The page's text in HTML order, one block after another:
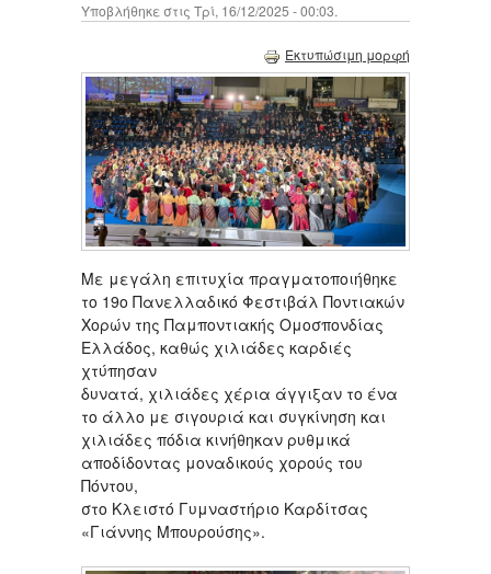
Υποβλήθηκε στις Τρί, 16/12/2025 - 00:03.
Εκτυπώσιμη μορφή
Με μεγάλη επιτυχία πραγματοποιήθηκε
το 19ο Πανελλαδικό Φεστιβάλ Ποντιακών
Χορών της Παμποντιακής Ομοσπονδίας
Ελλάδος, καθώς χιλιάδες καρδιές
χτύπησαν
δυνατά, χιλιάδες χέρια άγγιξαν το ένα
το άλλο με σιγουριά και συγκίνηση και
χιλιάδες πόδια κινήθηκαν ρυθμικά
αποδίδοντας μοναδικούς χορούς του
Πόντου,
στο Κλειστό Γυμναστήριο Καρδίτσας
«Γιάννης Μπουρούσης».